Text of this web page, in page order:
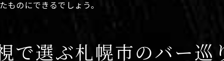
ものにできるでしょう。
で選ぶ札幌市のバー巡